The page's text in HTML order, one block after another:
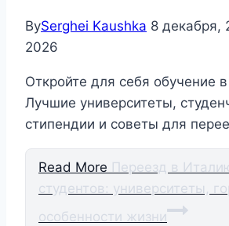
BySerghei Kaushka 8 декабря,
2026
Откройте для себя обучение
Лучшие университеты,
стипендии и советы для
Read More Переезд в
студентов: университеты,
особенности жизни